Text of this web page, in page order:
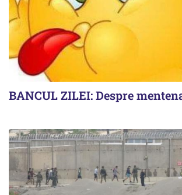
BANCUL ZILEI: Despre